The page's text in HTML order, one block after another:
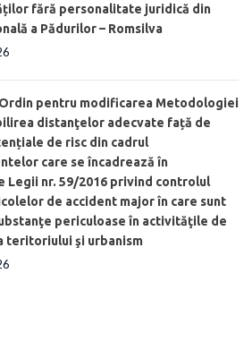
fără personalitate juridică din
a Pădurilor – Romsilva
pentru modificarea Metodologiei
distanţelor adecvate față de
de risc din cadrul
care se încadrează în
Legii nr. 59/2016 privind controlul
de accident major în care sunt
periculoase în activităţile de
teritoriului şi urbanism